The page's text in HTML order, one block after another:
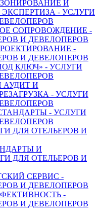
И
- УСЛУГИ
СОПРОВОЖДЕНИЕ -
И ДЕВЕЛОПЕРОВ
-
И ДЕВЕЛОПЕРОВ
КЛЮЧ» - УСЛУГИ
АУДИТ И
- УСЛУГИ
- УСЛУГИ
ДЛЯ ОТЕЛЬЕРОВ И
И
ДЛЯ ОТЕЛЬЕРОВ И
СЕРВИС -
И ДЕВЕЛОПЕРОВ
-
И ДЕВЕЛОПЕРОВ